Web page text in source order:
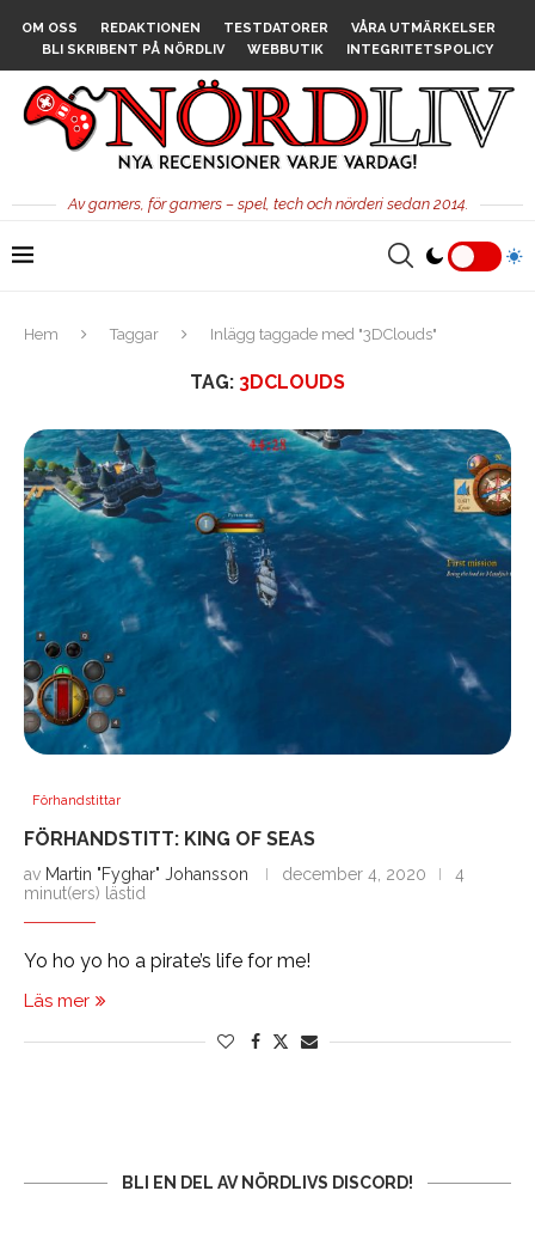
OM OSS REDAKTIONEN TESTDATORER
VÅRA UTMÄRKELSER
BLI SKRIBENT PÅ NÖRDLIV
WEBBUTIK INTEGRITETSPOLICY
Av gamers, för gamers – spel, tech och nörderi sedan 2014.
Hem Taggar Inlägg taggade med "3DClouds"
TAG: 3DCLOUDS
Förhandstittar
FÖRHANDSTITT: KING OF SEAS
av Martin "Fyghar" Johansson december 4, 2020
4
minut(ers) lästid
Yo ho yo ho a pirate’s life for me!
Läs mer
BLI EN DEL AV NÖRDLIVS DISCORD!